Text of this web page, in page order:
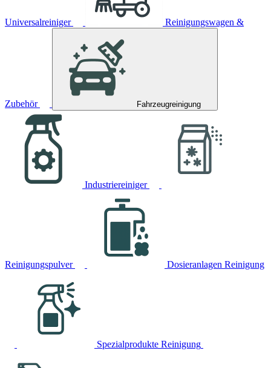
Universalreiniger Reinigungswagen &
Zubehör Fahrzeugreinigung
Industriereiniger
Reinigungspulver Dosieranlagen Reinigung
Spezialprodukte Reinigung